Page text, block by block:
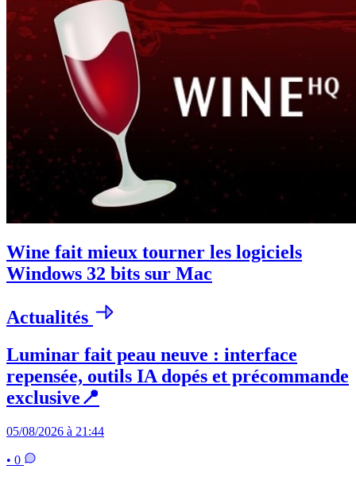
Wine fait mieux tourner les logiciels
Windows 32 bits sur Mac
Actualités
Luminar fait peau neuve : interface
repensée, outils IA dopés et précommande
exclusive📍
05/08/2026 à 21:44
• 0